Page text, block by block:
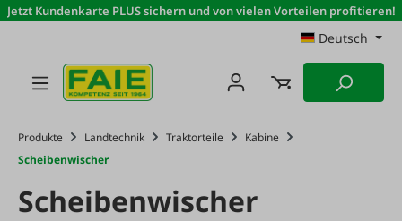
Zum Hauptinhalt springen
Jetzt Kundenkarte PLUS sichern und von vielen Vorteilen profitieren!
Deutsch
Produkte Landtechnik Traktorteile
Kabine
Scheibenwischer
Scheibenwischer